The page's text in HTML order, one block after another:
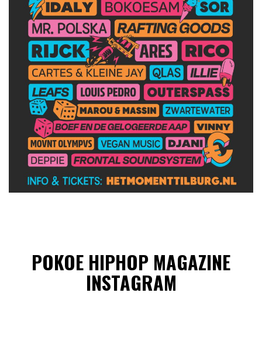
POKOE HIPHOP MAGAZINE
INSTAGRAM